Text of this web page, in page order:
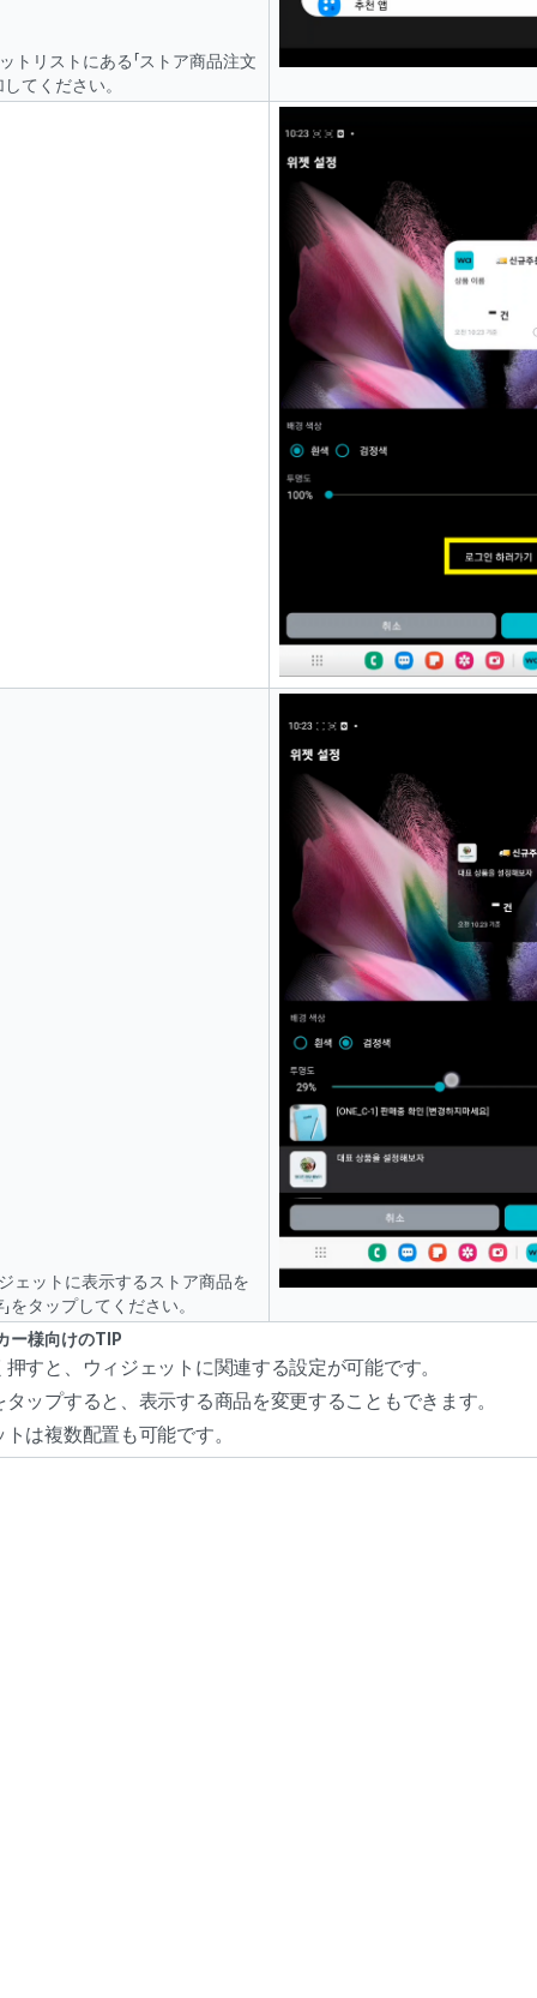
リストにある「ストア商品注文
てください。
ェットに表示するストア商品を
をタップしてください。
様向けのTIP
すと、ウィジェットに関連する設定が可能です。
ップすると、表示する商品を変更することもできます。
は複数配置も可能です。